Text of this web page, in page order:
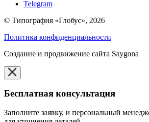
Telegram
© Типография «Глобус», 2026
Политика конфиденциальности
Создание и продвижение сайта Saygona
Бесплатная консультация
Заполните заявку, и персональный